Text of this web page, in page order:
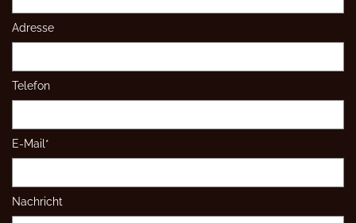
Adresse
Telefon
E-Mail*
Nachricht